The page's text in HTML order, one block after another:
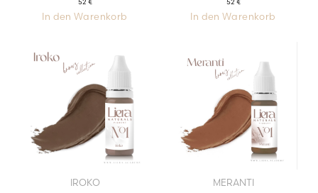
52 €
In den Warenkorb
52 €
In den Warenkorb
IROKO MERANTI